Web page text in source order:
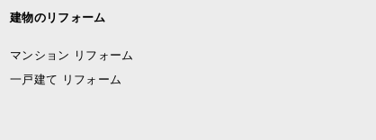
建物のリフォーム
マンション リフォーム
一戸建て リフォーム